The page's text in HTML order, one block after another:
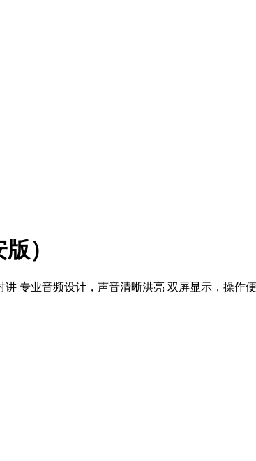
）
专业音频设计，声音清晰洪亮 双屏显示，操作